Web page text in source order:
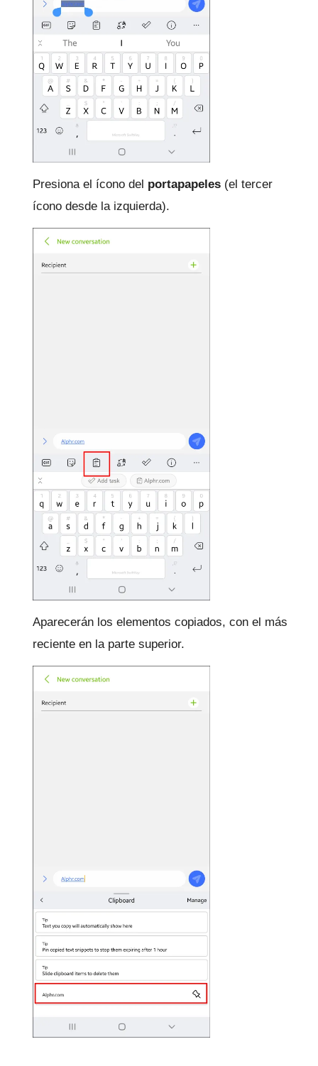
Presiona el ícono del portapapeles (el tercer
ícono desde la izquierda).
Aparecerán los elementos copiados, con el más
reciente en la parte superior.